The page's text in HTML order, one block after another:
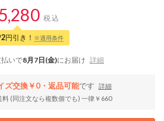
税込
円引き！ ※適用条件
いで8月7日(金)にお届け 詳細
ズ交換￥0・返品可能です
詳細
(同注文なら複数個でも) 一律￥660